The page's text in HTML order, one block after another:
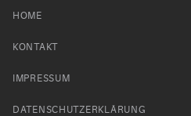
HOME
KONTAKT
IMPRESSUM
DATENSCHUTZERKLÄRUNG